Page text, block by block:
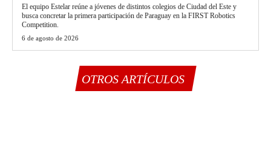
El equipo Estelar reúne a jóvenes de distintos colegios de Ciudad del Este y
busca concretar la primera participación de Paraguay en la FIRST Robotics
Competition.
6 de agosto de 2026
OTROS ARTÍCULOS